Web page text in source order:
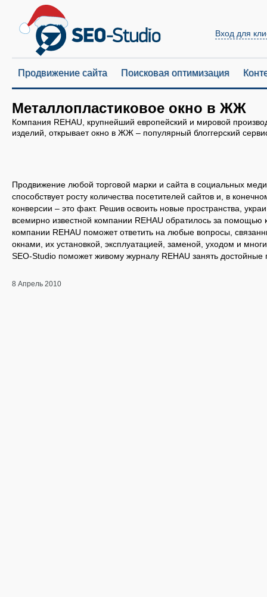
Вход для
Продвижение сайта Поисковая оптимизация
Металлопластиковое окно в ЖЖ
Компания REHAU, крупнейший европейский и мировой
изделий, открывает окно в ЖЖ – популярный блоггерский
Продвижение любой торговой марки и сайта в социальных
способствует росту количества посетителей сайтов и, в
конверсии – это факт. Решив освоить новые пространства,
всемирно известной компании REHAU обратилось за
компании REHAU поможет ответить на любые вопросы,
окнами, их установкой, эксплуатацией, заменой, уходом и
SEO-Studio поможет живому журналу REHAU занять достойные
8 Апрель 2010